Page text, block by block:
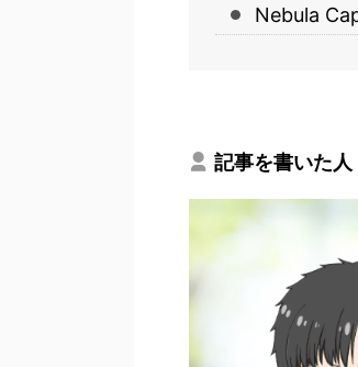
Nebula
記事を書いた人